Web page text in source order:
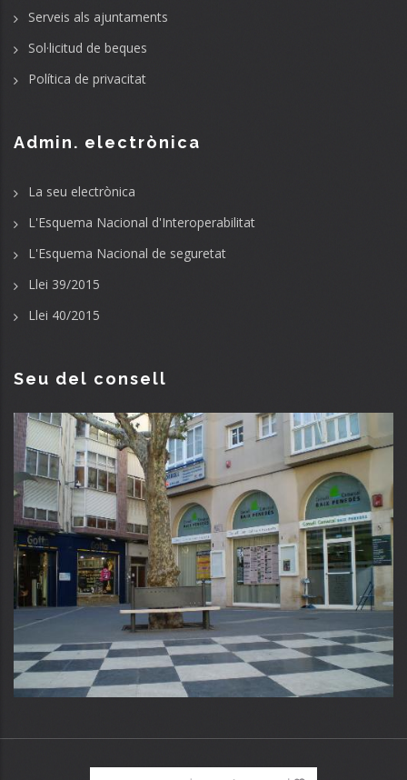
Serveis als ajuntaments
Sol·licitud de beques
Política de privacitat
Admin. electrònica
La seu electrònica
L'Esquema Nacional d'Interoperabilitat
L'Esquema Nacional de seguretat
Llei 39/2015
Llei 40/2015
Seu del consell